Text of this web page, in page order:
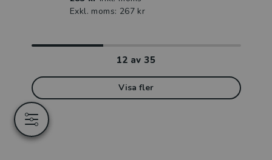
Exkl. moms: 267 kr
12 av35
Visa fler